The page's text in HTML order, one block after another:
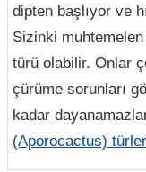
dipten başlıyor ve
Sizinki
türü olabilir. Onlar
çürüme sorunları
kadar
(Aporocactus)